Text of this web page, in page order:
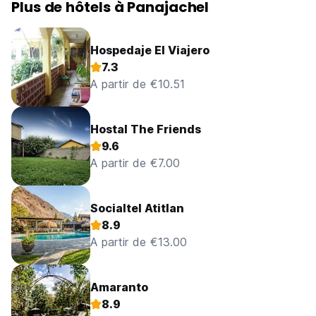
Plus de hôtels à Panajachel
Hospedaje El Viajero
7.3
A partir de €10.51
Hostal The Friends
9.6
A partir de €7.00
Socialtel Atitlan
8.9
A partir de €13.00
Amaranto
8.9